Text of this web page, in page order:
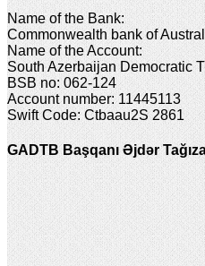
Name of the Bank:
Commonwealth bank of
Name of the Account:
South Azerbaijan Democratic
BSB no: 062-124
Account number: 11445113
Swift Code: Ctbaau2S 2861
GADTB Başqanı Əjdər